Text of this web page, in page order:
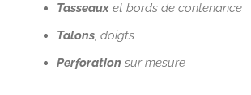
Tasseaux et bords de contenance
Talons, doigts
Perforation sur mesure